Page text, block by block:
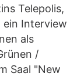
Telepolis,
ein Interview
als
/
Saal "New